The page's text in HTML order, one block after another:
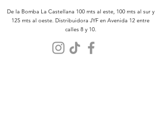
De la Bomba La Castellana 100 mts al este, 100 mts al sur y
125 mts al oeste. Distribuidora JYF en Avenida 12 entre
calles 8 y 10.